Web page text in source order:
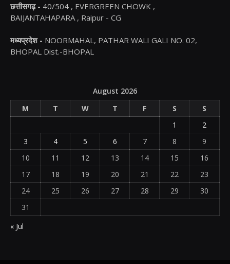
छत्तीसगढ़ - 40/504 , EVERGREEN CHOWK ,
BAIJANTAHAPARA , Raipur - CG
मध्यप्रदेश - NOORMAHAL, PATHAR WALI GALI NO. 02,
BHOPAL Dist.-BHOPAL
August 2026
M
T W T F S
S
1
2
3
4 5 6 7 8
9
10
11 12 13 14 15
16
17
18 19 20 21 22
23
24
25 26 27 28 29
30
31
« Jul